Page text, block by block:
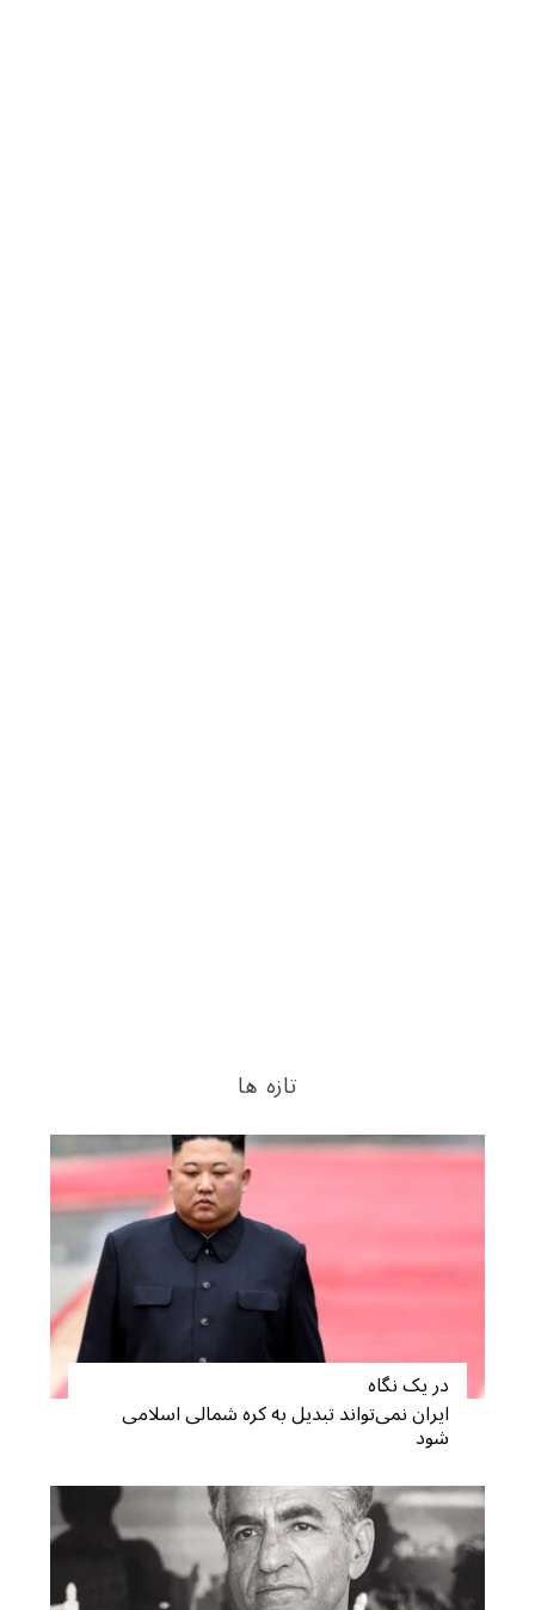
تازه ها
در یک نگاه
ایران نمی‌تواند تبدیل به کره شمالی اسلامی
شود
S
e
a
r
c
h
f
o